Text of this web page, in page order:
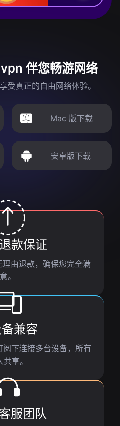
伴您畅游网络
受真正的自由网络体验。
Mac 版下载
安卓版下载
款保证
由退款，确保您完全满
意。
兼容
下连接多台设备，所有
享。
服团队